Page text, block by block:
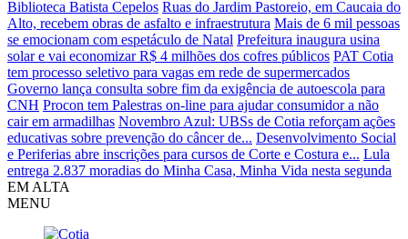
Biblioteca Batista Cepelos Ruas do Jardim Pastoreio, em Caucaia do
Alto, recebem obras de asfalto e infraestrutura Mais de 6 mil pessoas
se emocionam com espetáculo de Natal Prefeitura inaugura usina
solar e vai economizar R$ 4 milhões dos cofres públicos PAT Cotia
tem processo seletivo para vagas em rede de supermercados
Governo lança consulta sobre fim da exigência de autoescola para
CNH Procon tem Palestras on-line para ajudar consumidor a não
cair em armadilhas Novembro Azul: UBSs de Cotia reforçam ações
educativas sobre prevenção do câncer de... Desenvolvimento Social
e Periferias abre inscrições para cursos de Corte e Costura e... Lula
entrega 2.837 moradias do Minha Casa, Minha Vida nesta segunda
EM ALTA
MENU